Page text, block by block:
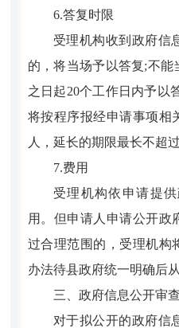
6.答复时限
受理机构收到政府信
的，将当场予以答复;不
之日起20个工作日内予以
将按程序报经申请事项相
人，延长的期限最长不超
7.费用
受理机构依申请提
用。但申请人申请公开政
过合理范围的，受理机构
办法待县政府统一明确后从
三、政府信息公开审查
对于拟公开的政府信